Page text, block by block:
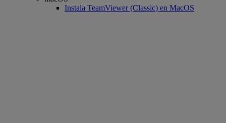
Instala TeamViewer (Classic) en MacOS